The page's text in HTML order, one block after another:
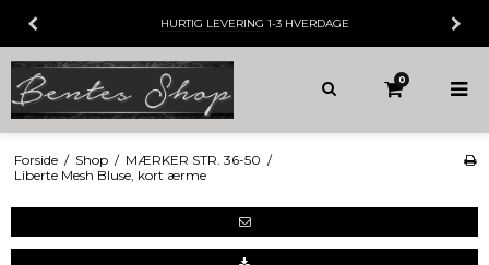
HURTIG LEVERING1-3 HVERDAGE
0
Forside / Shop / MÆRKER STR. 36-50 /
Liberte Mesh Bluse, kort ærme